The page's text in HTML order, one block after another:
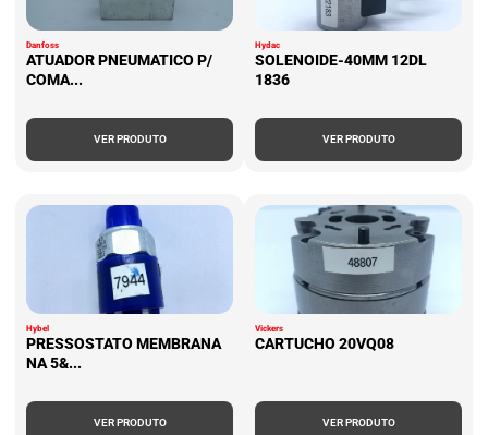
Danfoss
ATUADOR PNEUMATICO P/
COMA...
VER PRODUTO
Hydac
SOLENOIDE-40MM 12DL
1836
VER PRODUTO
Hybel
PRESSOSTATO MEMBRANA
NA 5&...
VER PRODUTO
Vickers
CARTUCHO 20VQ08
VER PRODUTO